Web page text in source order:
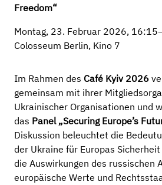
Freedom“
Montag, 23. Februar 2026,
Colosseum Berlin, Kino 7
Im Rahmen des Café Kyiv 2026
gemeinsam mit ihrer
Ukrainischer Organisationen und
das Panel „Securing Europe’s
Diskussion beleuchtet die
der Ukraine für Europas
die Auswirkungen des russischen
europäische Werte und